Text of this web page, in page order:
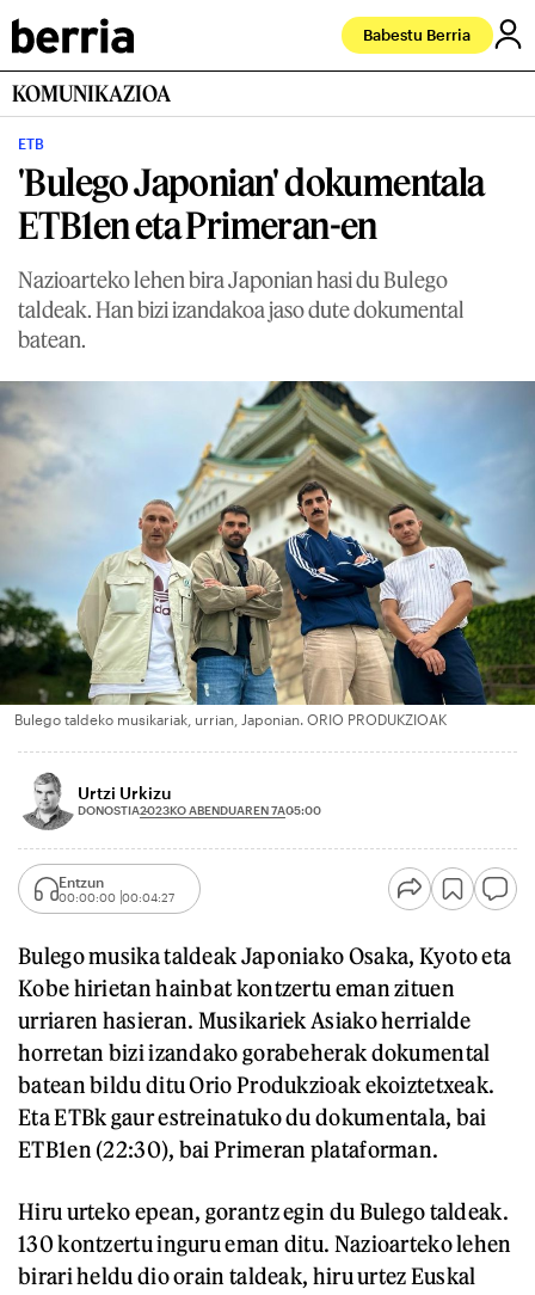
Babestu Berria
KOMUNIKAZIOA
ETB
'Bulego Japonian' dokumentala
ETB1en eta Primeran-en
Nazioarteko lehen bira Japonian hasi du Bulego
taldeak. Han bizi izandakoa jaso dute dokumental
batean.
Bulego taldeko musikariak, urrian, Japonian. ORIO PRODUKZIOAK
Urtzi Urkizu
DONOSTIA2023KO ABENDUAREN 7A05:00
Entzun
00:00:00 00:04:27
Bulego musika taldeak Japoniako Osaka, Kyoto eta
Kobe hirietan hainbat kontzertu eman zituen
urriaren hasieran. Musikariek Asiako herrialde
horretan bizi izandako gorabeherak dokumental
batean bildu ditu Orio Produkzioak ekoiztetxeak.
Eta ETBk gaur estreinatuko du dokumentala, bai
ETB1en (22:30), bai Primeran plataforman.
Hiru urteko epean, gorantz egin du Bulego taldeak.
130 kontzertu inguru eman ditu. Nazioarteko lehen
birari heldu dio orain taldeak, hiru urtez Euskal